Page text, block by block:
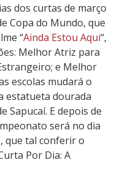
dos curtas de março
Copa do Mundo, que
“Ainda Estou Aqui“,
Melhor Atriz para
e Melhor
escolas mudará o
estatueta dourada
Sapucaí. E depois de
será no dia
que tal conferir o
Por Dia: A